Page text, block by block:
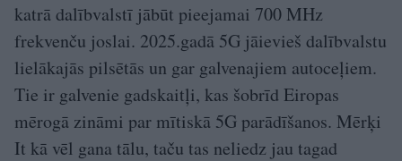
katrā dalībvalstī jābūt pieejamai 700 MHz
frekvenču joslai. 2025.gadā 5G jāievieš dalībvalstu
lielākajās pilsētās un gar galvenajiem autoceļiem.
Tie ir galvenie gadskaitļi, kas šobrīd Eiropas
mērogā zināmi par mītiskā 5G parādīšanos. Mērķi
It kā vēl gana tālu, taču tas neliedz jau tagad